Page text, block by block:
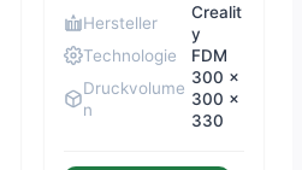
Hersteller
Crealit
y
Technologie
FDM
Druckvolume
n
300 x
300 x
330